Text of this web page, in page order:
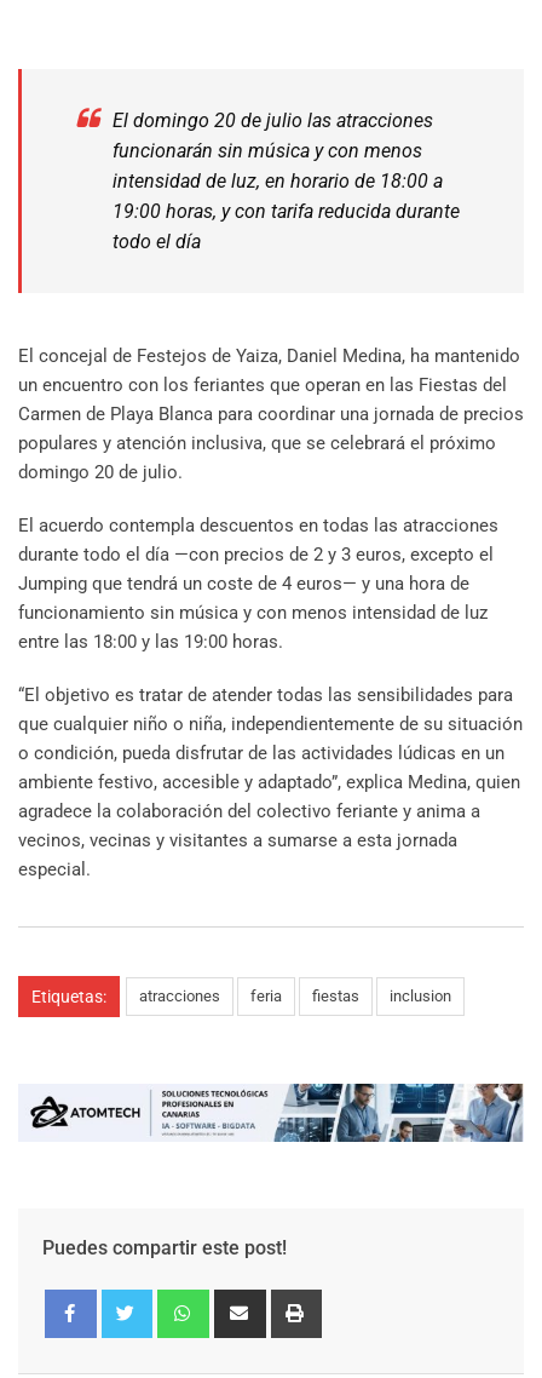
El domingo 20 de julio las atracciones
funcionarán sin música y con menos
intensidad de luz, en horario de 18:00 a
19:00 horas, y con tarifa reducida durante
todo el día
El concejal de Festejos de Yaiza, Daniel Medina, ha mantenido
un encuentro con los feriantes que operan en las Fiestas del
Carmen de Playa Blanca para coordinar una jornada de precios
populares y atención inclusiva, que se celebrará el próximo
domingo 20 de julio.
El acuerdo contempla descuentos en todas las atracciones
durante todo el día —con precios de 2 y 3 euros, excepto el
Jumping que tendrá un coste de 4 euros— y una hora de
funcionamiento sin música y con menos intensidad de luz
entre las 18:00 y las 19:00 horas.
“El objetivo es tratar de atender todas las sensibilidades para
que cualquier niño o niña, independientemente de su situación
o condición, pueda disfrutar de las actividades lúdicas en un
ambiente festivo, accesible y adaptado”, explica Medina, quien
agradece la colaboración del colectivo feriante y anima a
vecinos, vecinas y visitantes a sumarse a esta jornada
especial.
Etiquetas: atracciones feria fiestas inclusion
Puedes compartir este post!